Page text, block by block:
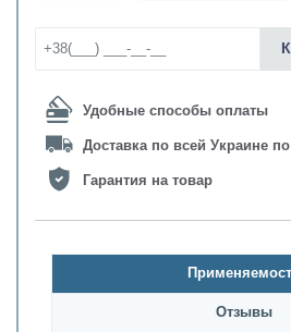
Удобные способы оплаты
Доставка по всей Украине
Гарантия на товар
Oтзывы